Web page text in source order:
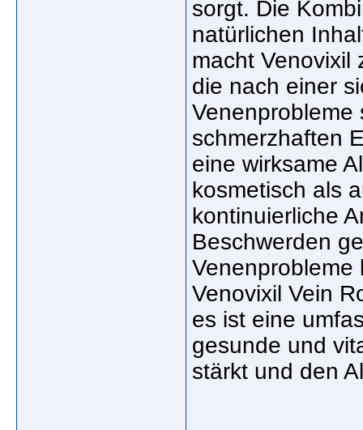
sorgt. Die
natürlichen
macht Venovixil
die nach einer
Venenprobleme
schmerzhaften
eine wirksame
kosmetisch als
kontinuierliche
Beschwerden
Venenprobleme
Venovixil Vein
es ist eine
gesunde und
stärkt und den